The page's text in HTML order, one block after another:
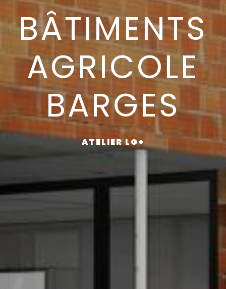
BÂTIMENTS
AGRICOLE
BARGES
ATELIER LG+